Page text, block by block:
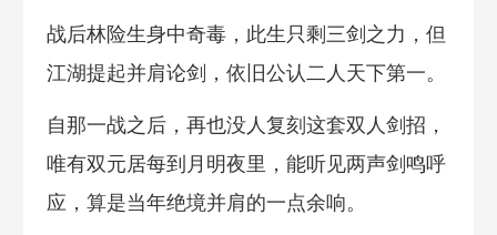
战后林险生身中奇毒，此生只剩三剑之力，但
江湖提起并肩论剑，依旧公认二人天下第一。
自那一战之后，再也没人复刻这套双人剑招，
唯有双元居每到月明夜里，能听见两声剑鸣呼
应，算是当年绝境并肩的一点余响。